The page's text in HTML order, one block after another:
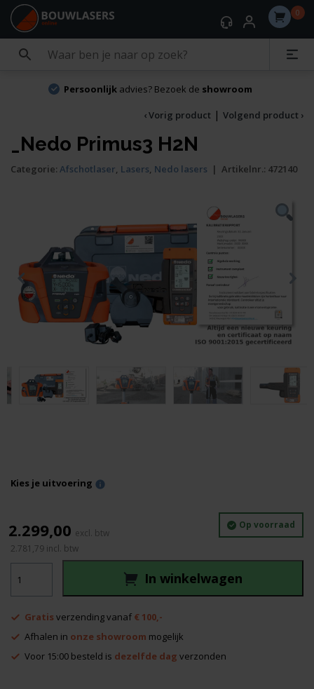
0
Persoonlijkadvies? Bezoek de showroom
‹ Vorig product | Volgend product ›
_Nedo Primus3 H2N
Categorie: Afschotlaser, Lasers, Nedo lasers | Artikelnr.: 472140
Kies je uitvoering
Op voorraad
Primus3
H2N
2.781,79 incl. btw
In winkelwagen
2.299,00
Gratis verzending vanaf € 100,-
Afhalen in onze showroom mogelijk
Voor 15:00 besteld is dezelfde dag verzonden